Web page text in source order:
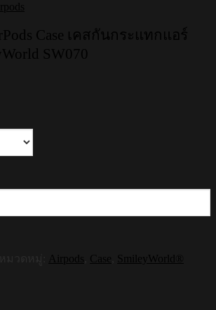
Case เคสกันกระแทกแอร์
SW070
Airpods Case
SmileyWorld®